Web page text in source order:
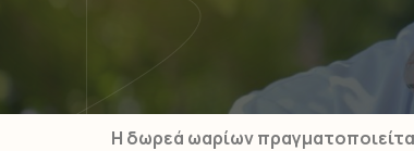
Η δωρεά ωαρίων